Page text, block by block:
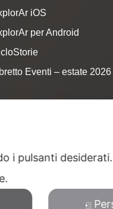
iOS
per Android
Eventi – estate 2026
i pulsanti desiderati.